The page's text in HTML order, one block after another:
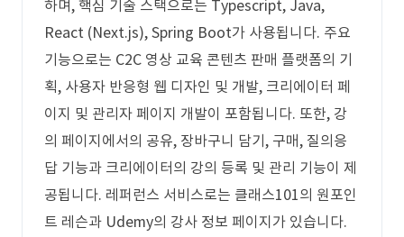
하며, 핵심 기술 스택으로는 Typescript, Java,
React (Next.js), Spring Boot가 사용됩니다. 주요
기능으로는 C2C 영상 교육 콘텐츠 판매 플랫폼의 기
획, 사용자 반응형 웹 디자인 및 개발, 크리에이터 페
이지 및 관리자 페이지 개발이 포함됩니다. 또한, 강
의 페이지에서의 공유, 장바구니 담기, 구매, 질의응
답 기능과 크리에이터의 강의 등록 및 관리 기능이 제
공됩니다. 레퍼런스 서비스로는 클래스101의 원포인
트 레슨과 Udemy의 강사 정보 페이지가 있습니다.